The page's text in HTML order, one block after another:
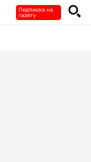
Подписка на
газету